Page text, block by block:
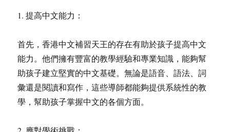
1. 提高中文能力：
首先，香港中文補習天王的存在有助於孩子提高中文
能力。他們擁有豐富的教學經驗和專業知識，能夠幫
助孩子建立堅實的中文基礎。無論是語音、語法、詞
彙還是閱讀和寫作，這些導師都能夠提供系統性的教
學，幫助孩子掌握中文的各個方面。